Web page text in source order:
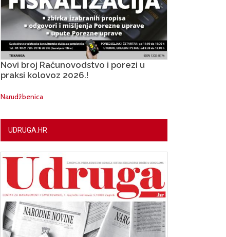
Novi broj Računovodstvo i porezi u
praksi kolovoz 2026.!
Narudžbenica
UDRUGA.HR